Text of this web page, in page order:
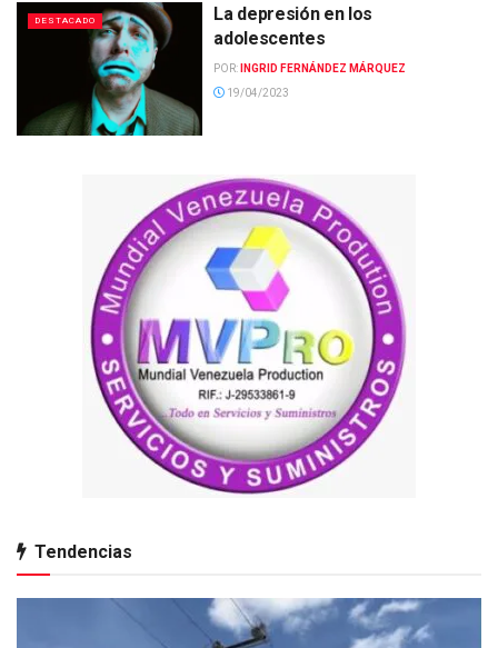
DESTACADO
La depresión en los
adolescentes
POR:
INGRID FERNÁNDEZ MÁRQUEZ
19/04/2023
Tendencias